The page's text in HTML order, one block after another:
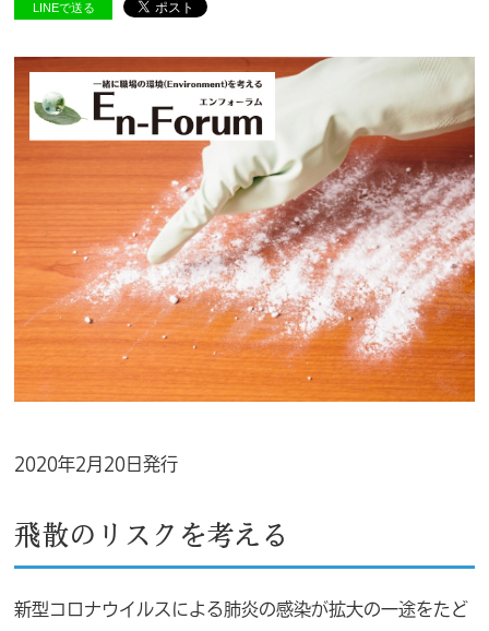
LINEで送る
2020年2月20日発行
飛散のリスクを考える
新型コロナウイルスによる肺炎の感染が拡大の一途をたど